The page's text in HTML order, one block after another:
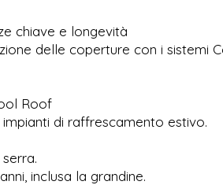
chiave e longevità
delle coperture con i sistemi
Roof
di raffrescamento estivo.
inclusa la grandine.